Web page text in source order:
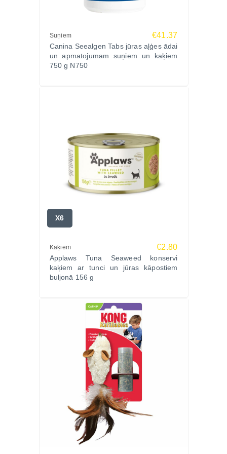
Suņiem €41.37
Canina Seealgen Tabs jūras aļģes ādai
un apmatojumam suņiem un kaķiem
750 g N750
X6
Kaķiem €2.80
Applaws Tuna Seaweed konservi
kaķiem ar tunci un jūras kāpostiem
buljonā 156 g